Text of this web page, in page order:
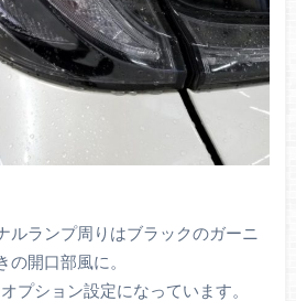
ルランプ周りはブラックのガーニ
の開口部風に。
プション設定になっています。